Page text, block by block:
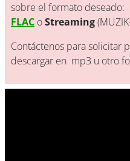
sobre el formato deseado:
FLAC oStreaming
Contáctenos para solicitar
descargar en mp3 u otro